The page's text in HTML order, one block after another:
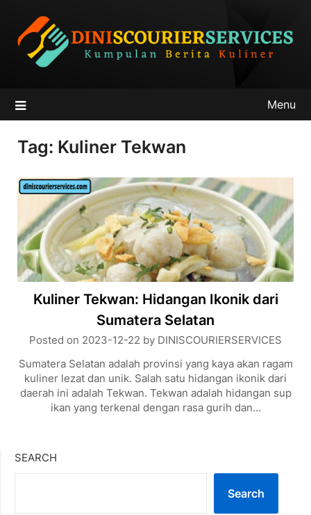
content
Menu
Tag: Kuliner Tekwan
Kuliner Tekwan: Hidangan Ikonik dari
Sumatera Selatan
Posted on 2023-12-22 by DINISCOURIERSERVICES
Sumatera Selatan adalah provinsi yang kaya akan ragam
kuliner lezat dan unik. Salah satu hidangan ikonik dari
daerah ini adalah Tekwan. Tekwan adalah hidangan sup
ikan yang terkenal dengan rasa gurih dan…
SEARCH
Search